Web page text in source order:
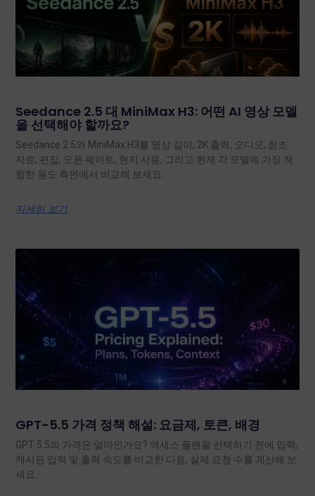
Seedance 2.5 대 MiniMax H3: 어떤 AI 영상 모델
을 선택해야 할까요?
Seedance 2.5와 MiniMax H3를 영상 길이, 2K 출력, 오디오, 참조
자료, 편집, 오픈 웨이트, 현지 사용, 그리고 현재 각 모델에 가장 적
합한 용도 측면에서 비교해 보세요.
자세히 보기
GPT-5.5 가격 정책 해설: 요금제, 토큰, 배경
GPT-5.5의 가격은 얼마인가요? 액세스 플랜을 선택하기 전에 입력,
캐시된 입력 및 출력 속도를 비교한 다음, 실제 요청 수를 계산해 보
세요.